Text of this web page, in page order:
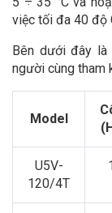
việc tối đa 40 độ
Bên dưới đây
người cùng tham
Model
U5V-
120/4T